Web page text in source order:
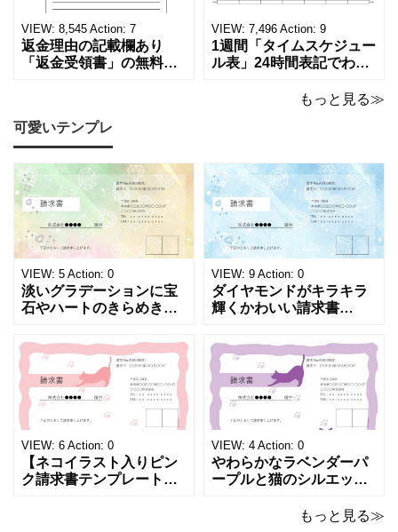
ます。 パソコンに保存し
ていただくか、A4サイズ
でコピーしてご
店や家電メーカーの代理
店、回収
VIEW: 8,545 Action: 7
返金理由の記載欄あり
「返金受領書」の無料テ
め！過払い･誤入金などが
発生した際にも使える、
モノクロでシンプルな
「返金領収書」のテンプ
レートとなります。 A4縦
型サイズで用紙に印
VIEW: 7,496 Action: 9
1週間「タイムスケジュー
ル表」24時間表記でわか
ト！A4横型ExcelやWord
表になります。 A4横型サ
イズの無料テンプレート
で、Excel・Wo
もっと見る≫
可愛いテンプレ
VIEW: 5 Action: 0
淡いグラデーションに宝
石やハートのきらめきを
チックな請求書雛形で
す。パステルピンクやラ
ベンダーの色彩がやわら
かな質感を生み出し、受
け取った相手の心をくす
ぐる特別な仕上がりとな
っています。 ハンドメイ
ド雑貨、コスメブラン
VIEW: 9 Action: 0
ダイヤモンドがキラキラ
輝くかわいい請求書
感あふれるライトブルー
背景に、ジュエルモチー
フを散りばめた煌びやか
な請求書素材です。清潔
感と高級感が同居するデ
ザインは、クライアント
に信頼感と華やかな印象
を同時に届けます
VIEW: 6 Action: 0
【ネコイラスト入りピン
ク請求書テンプレート
VIEW: 4 Action: 0
やわらかなラベンダーパ
ープルと猫のシルエット
おしゃれな請求書フォー
もっと見る≫